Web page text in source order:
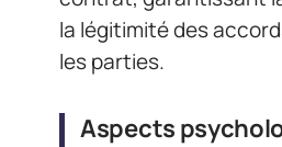
la légitimité des
les parties.
Aspects